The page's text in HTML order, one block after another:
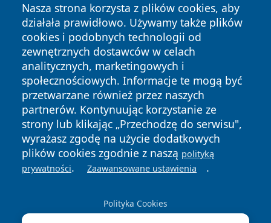
Nasza strona korzysta z plików cookies, aby
działała prawidłowo. Używamy także plików
cookies i podobnych technologii od
zewnętrznych dostawców w celach
analitycznych, marketingowych i
społecznościowych. Informacje te mogą być
przetwarzane również przez naszych
partnerów. Kontynuując korzystanie ze
strony lub klikając „Przechodzę do serwisu",
wyrażasz zgodę na użycie dodatkowych
plików cookies zgodnie z naszą polityką
prywatności. Zaawansowane ustawienia .
Polityka Cookies
Copyright © 2026 echowarszawy.pl Wszystkie prawa
zastrzeżone.
News Autorzy
Polityka
Prywatności
Polityka
Cookies